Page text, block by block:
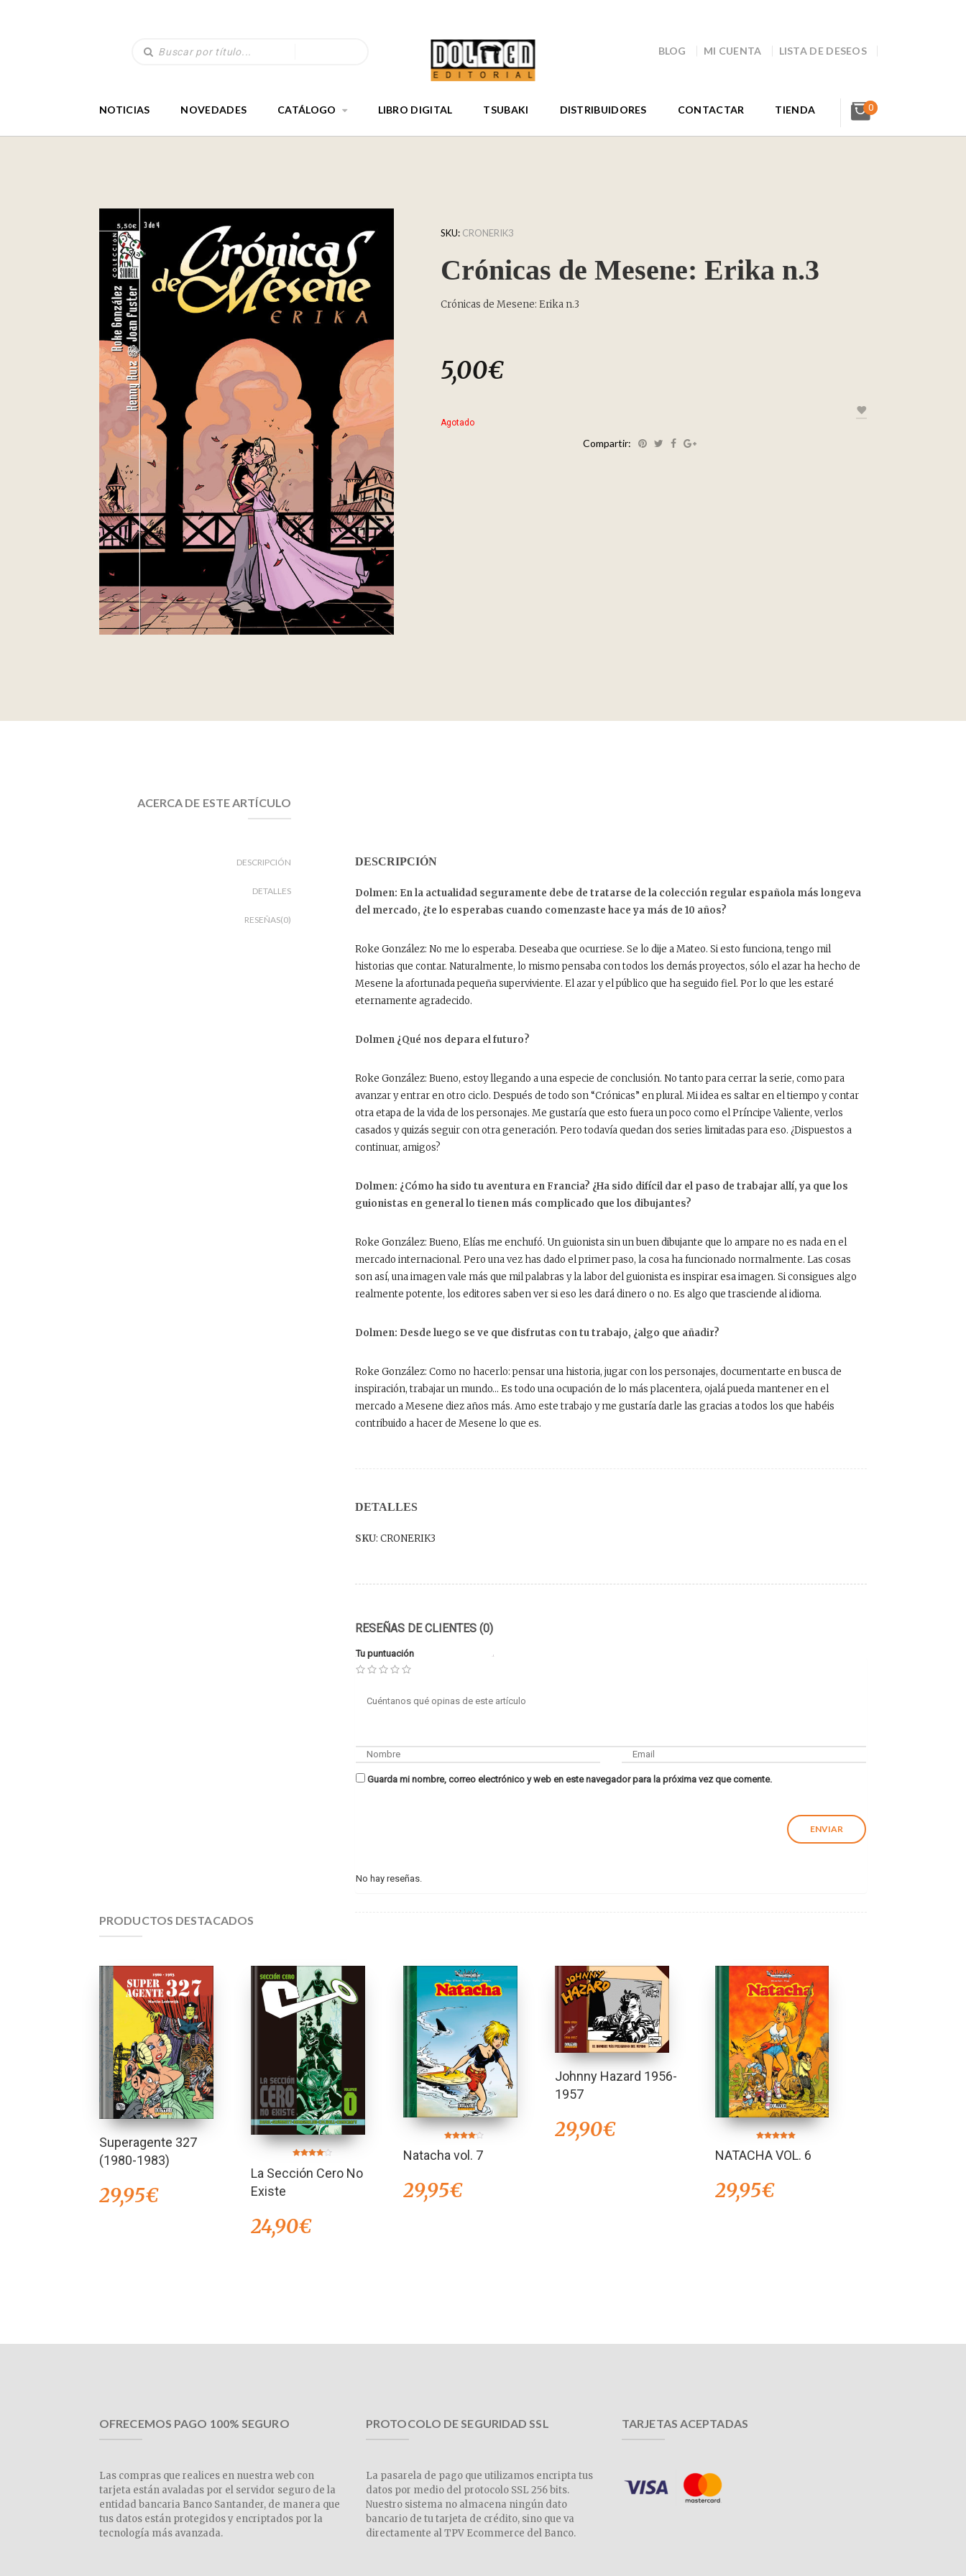
BLOG MI CUENTA LISTA DE DESEOS
NOTICIAS NOVEDADES CATÁLOGO LIBRO DIGITAL TSUBAKI DISTRIBUIDORES CONTACTAR TIENDA 0
SKU: CRONERIK3
Crónicas de Mesene: Erika n.3
Crónicas de Mesene: Erika n.3
5,00€
Agotado
Compartir:
ACERCA DE ESTE ARTÍCULO
DESCRIPCIÓN
DETALLES
RESEÑAS(0)
DESCRIPCIÓN
Dolmen: En la actualidad seguramente debe de tratarse de la colección regular española más longeva
del mercado, ¿te lo esperabas cuando comenzaste hace ya más de 10 años?
Roke González: No me lo esperaba. Deseaba que ocurriese. Se lo dije a Mateo. Si esto funciona, tengo mil
historias que contar. Naturalmente, lo mismo pensaba con todos los demás proyectos, sólo el azar ha hecho de
Mesene la afortunada pequeña superviviente. El azar y el público que ha seguido fiel. Por lo que les estaré
eternamente agradecido.
Dolmen ¿Qué nos depara el futuro?
Roke González: Bueno, estoy llegando a una especie de conclusión. No tanto para cerrar la serie, como para
avanzar y entrar en otro ciclo. Después de todo son “Crónicas” en plural. Mi idea es saltar en el tiempo y contar
otra etapa de la vida de los personajes. Me gustaría que esto fuera un poco como el Príncipe Valiente, verlos
casados y quizás seguir con otra generación. Pero todavía quedan dos series limitadas para eso. ¿Dispuestos a
continuar, amigos?
Dolmen: ¿Cómo ha sido tu aventura en Francia? ¿Ha sido difícil dar el paso de trabajar allí, ya que los
guionistas en general lo tienen más complicado que los dibujantes?
Roke González: Bueno, Elías me enchufó. Un guionista sin un buen dibujante que lo ampare no es nada en el
mercado internacional. Pero una vez has dado el primer paso, la cosa ha funcionado normalmente. Las cosas
son así, una imagen vale más que mil palabras y la labor del guionista es inspirar esa imagen. Si consigues algo
realmente potente, los editores saben ver si eso les dará dinero o no. Es algo que trasciende al idioma.
Dolmen: Desde luego se ve que disfrutas con tu trabajo, ¿algo que añadir?
Roke González: Como no hacerlo: pensar una historia, jugar con los personajes, documentarte en busca de
inspiración, trabajar un mundo… Es todo una ocupación de lo más placentera, ojalá pueda mantener en el
mercado a Mesene diez años más. Amo este trabajo y me gustaría darle las gracias a todos los que habéis
contribuido a hacer de Mesene lo que es.
DETALLES
SKU: CRONERIK3
RESEÑAS DE CLIENTES (0)
Tu puntuación
Guarda mi nombre, correo electrónico y web en este navegador para la próxima vez que comente.
No hay reseñas.
PRODUCTOS DESTACADOS
Superagente 327
(1980-1983)
29,95€
en
4.00
La Sección Cero No
Existe
24,90€
en
4.00
Natacha vol. 7
29,95€
Johnny Hazard 1956-
1957
29,90€
5.00
de 5
NATACHA VOL. 6
29,95€
OFRECEMOS PAGO 100% SEGURO
Las compras que realices en nuestra web con
tarjeta están avaladas por el servidor seguro de la
entidad bancaria Banco Santander, de manera que
tus datos están protegidos y encriptados por la
tecnología más avanzada.
PROTOCOLO DE SEGURIDAD SSL
La pasarela de pago que utilizamos encripta tus
datos por medio del protocolo SSL 256 bits.
Nuestro sistema no almacena ningún dato
bancario de tu tarjeta de crédito, sino que va
directamente al TPV Ecommerce del Banco.
TARJETAS ACEPTADAS